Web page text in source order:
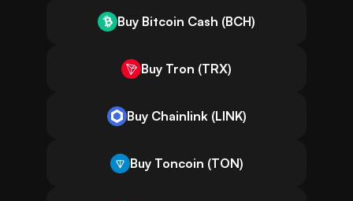
Buy Bitcoin Cash (BCH)
Buy Tron (TRX)
Buy Chainlink (LINK)
Buy Toncoin (TON)